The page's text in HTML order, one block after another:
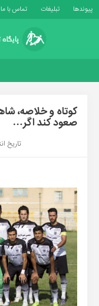
پیوندها تبلیغات تماس با ما
کوتاه و خلاصه،
صعود کند اگر…
تاریخ انتشار: